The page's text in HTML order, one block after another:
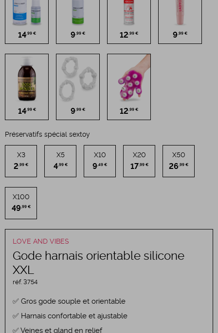
LOVE AND VIBES
Gode harnais orientable silicone
XXL
réf. 3754
Gros gode souple et orientable
Harnais confortable et ajustable
Veines et gland en relief
14,99 € 9,99 € 12,99 € 9,99 €
14,99 € 9,99 € 12,99 €
Préservatifs spécial sextoy
X3
2 ,99 €
X5
4 ,99 €
X10
9 ,49 €
X20
17,99 €
X50
26 ,99 €
X100
49 ,99 €